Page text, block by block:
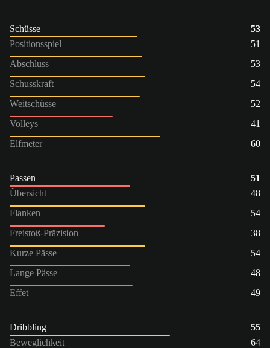
Schüsse
53
Positionsspiel
51
Abschluss
53
Schusskraft
54
Weitschüsse
52
Volleys
41
Elfmeter
60
Passen
51
Übersicht
48
Flanken
54
Freistoß-Präzision
38
Kurze Pässe
54
Lange Pässe
48
Effet
49
Dribbling
55
Beweglichkeit
64